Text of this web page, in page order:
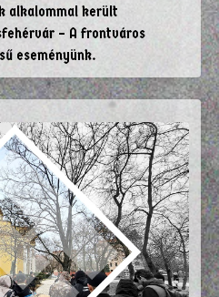
alkalommal került
– A frontváros
eseményünk.